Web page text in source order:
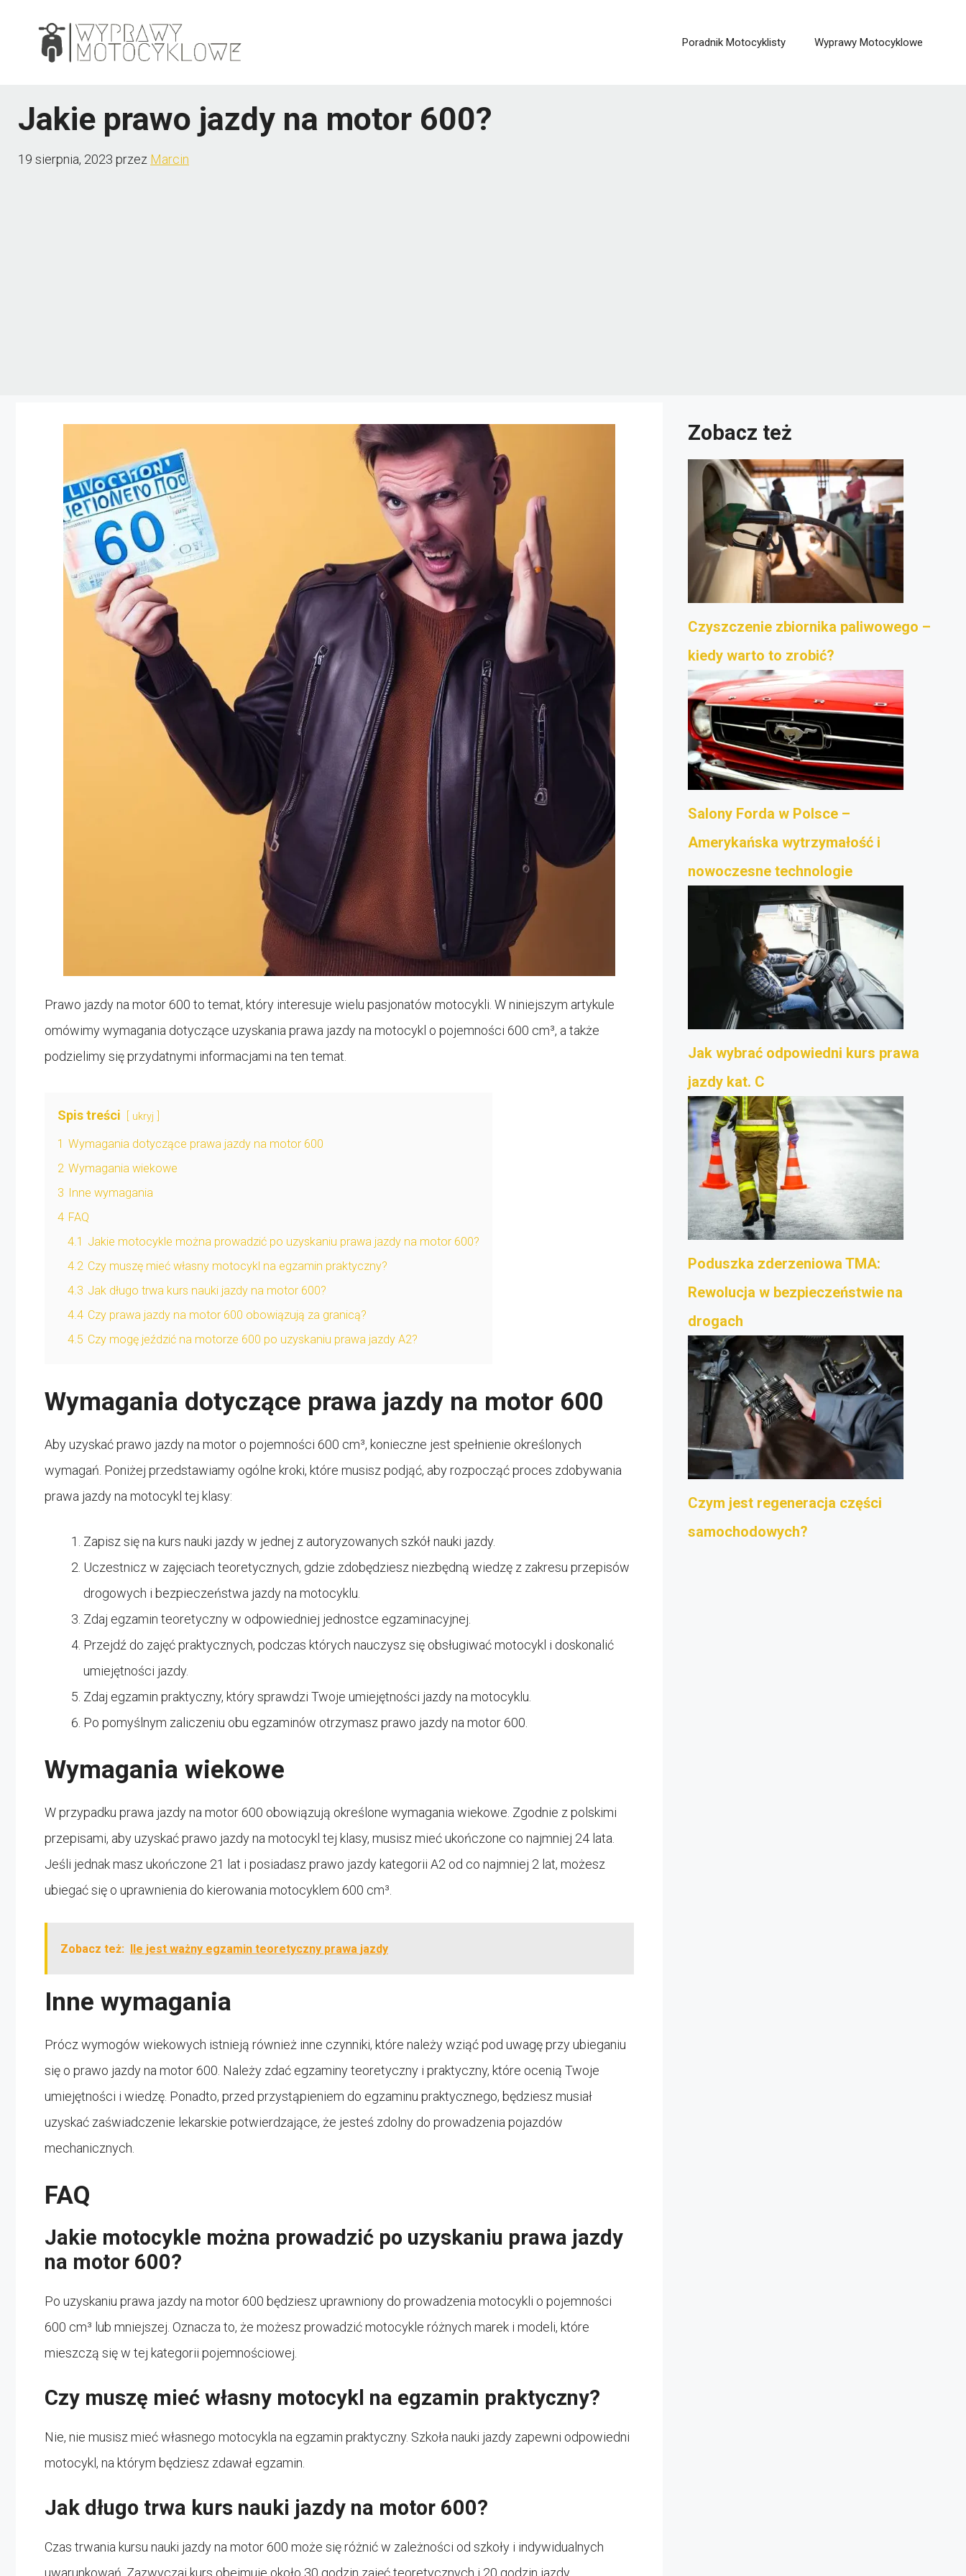
Poradnik Motocyklisty Wyprawy Motocyklowe
Jakie prawo jazdy na motor 600?
19 sierpnia, 2023 przez Marcin
Prawo jazdy na motor 600 to temat, który interesuje wielu pasjonatów motocykli. W niniejszym artykule
omówimy wymagania dotyczące uzyskania prawa jazdy na motocykl o pojemności 600 cm³, a także
podzielimy się przydatnymi informacjami na ten temat.
Spis treści ukryj
1 Wymagania dotyczące prawa jazdy na motor 600
2 Wymagania wiekowe
3 Inne wymagania
4 FAQ
4.1 Jakie motocykle można prowadzić po uzyskaniu prawa jazdy na motor 600?
4.2 Czy muszę mieć własny motocykl na egzamin praktyczny?
4.3 Jak długo trwa kurs nauki jazdy na motor 600?
4.4 Czy prawa jazdy na motor 600 obowiązują za granicą?
4.5 Czy mogę jeździć na motorze 600 po uzyskaniu prawa jazdy A2?
Wymagania dotyczące prawa jazdy na motor 600
Aby uzyskać prawo jazdy na motor o pojemności 600 cm³, konieczne jest spełnienie określonych
wymagań. Poniżej przedstawiamy ogólne kroki, które musisz podjąć, aby rozpocząć proces zdobywania
prawa jazdy na motocykl tej klasy:
Zapisz się na kurs nauki jazdy w jednej z autoryzowanych szkół nauki jazdy.
Uczestnicz w zajęciach teoretycznych, gdzie zdobędziesz niezbędną wiedzę z zakresu przepisów
drogowych i bezpieczeństwa jazdy na motocyklu.
Zdaj egzamin teoretyczny w odpowiedniej jednostce egzaminacyjnej.
Przejdź do zajęć praktycznych, podczas których nauczysz się obsługiwać motocykl i doskonalić
umiejętności jazdy.
Zdaj egzamin praktyczny, który sprawdzi Twoje umiejętności jazdy na motocyklu.
Po pomyślnym zaliczeniu obu egzaminów otrzymasz prawo jazdy na motor 600.
Wymagania wiekowe
W przypadku prawa jazdy na motor 600 obowiązują określone wymagania wiekowe. Zgodnie z polskimi
przepisami, aby uzyskać prawo jazdy na motocykl tej klasy, musisz mieć ukończone co najmniej 24 lata.
Jeśli jednak masz ukończone 21 lat i posiadasz prawo jazdy kategorii A2 od co najmniej 2 lat, możesz
ubiegać się o uprawnienia do kierowania motocyklem 600 cm³.
Zobacz też: Ile jest ważny egzamin teoretyczny prawa jazdy
Inne wymagania
Prócz wymogów wiekowych istnieją również inne czynniki, które należy wziąć pod uwagę przy ubieganiu
się o prawo jazdy na motor 600. Należy zdać egzaminy teoretyczny i praktyczny, które ocenią Twoje
umiejętności i wiedzę. Ponadto, przed przystąpieniem do egzaminu praktycznego, będziesz musiał
uzyskać zaświadczenie lekarskie potwierdzające, że jesteś zdolny do prowadzenia pojazdów
mechanicznych.
FAQ
Jakie motocykle można prowadzić po uzyskaniu prawa jazdy
na motor 600?
Po uzyskaniu prawa jazdy na motor 600 będziesz uprawniony do prowadzenia motocykli o pojemności
600 cm³ lub mniejszej. Oznacza to, że możesz prowadzić motocykle różnych marek i modeli, które
mieszczą się w tej kategorii pojemnościowej.
Czy muszę mieć własny motocykl na egzamin praktyczny?
Nie, nie musisz mieć własnego motocykla na egzamin praktyczny. Szkoła nauki jazdy zapewni odpowiedni
motocykl, na którym będziesz zdawał egzamin.
Jak długo trwa kurs nauki jazdy na motor 600?
Czas trwania kursu nauki jazdy na motor 600 może się różnić w zależności od szkoły i indywidualnych
uwarunkowań. Zazwyczaj kurs obejmuje około 30 godzin zajęć teoretycznych i 20 godzin jazdy
Zobacz też
Czyszczenie zbiornika paliwowego –
kiedy warto to zrobić?
Salony Forda w Polsce –
Amerykańska wytrzymałość i
nowoczesne technologie
Jak wybrać odpowiedni kurs prawa
jazdy kat. C
Poduszka zderzeniowa TMA:
Rewolucja w bezpieczeństwie na
drogach
Czym jest regeneracja części
samochodowych?